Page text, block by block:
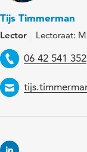
Tijs Timmerman
Lector Lectoraat:
Telefoon
06 42 541 352
Email